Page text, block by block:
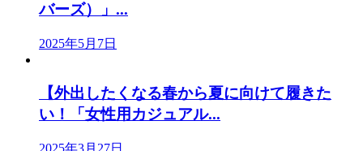
バーズ）」...
2025年5月7日
【外出したくなる春から夏に向けて履きた
い！「女性用カジュアル...
2025年3月27日